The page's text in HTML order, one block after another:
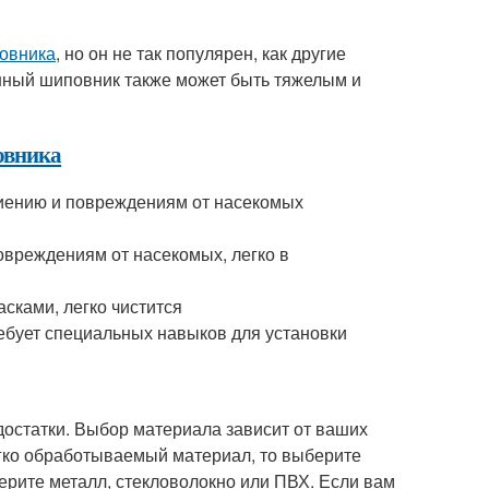
, но он не так популярен, как другие
шиповник также может быть тяжелым и
и повреждениям от насекомых
от насекомых, легко в
легко чистится
специальных навыков для установки
Выбор материала зависит от ваших
обработываемый материал, то выберите
металл, стекловолокно или ПВХ. Если вам